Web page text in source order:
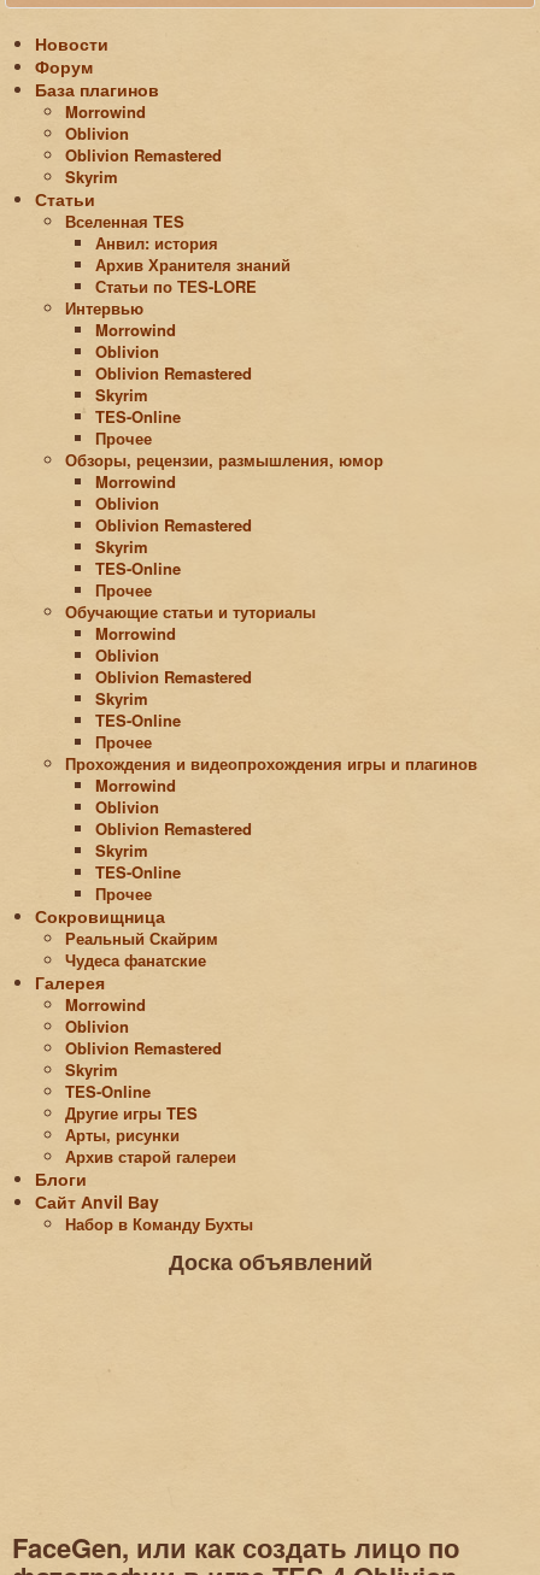
Новости
Форум
База плагинов
Morrowind
Oblivion
Oblivion Remastered
Skyrim
Статьи
Вселенная TES
Анвил: история
Архив Хранителя знаний
Статьи по ТЕS-LORE
Интервью
Morrowind
Oblivion
Oblivion Remastered
Skyrim
TES-Online
Прочее
Обзоры, рецензии, размышления, юмор
Morrowind
Oblivion
Oblivion Remastered
Skyrim
TES-Online
Прочее
Обучающие статьи и туториалы
Morrowind
Oblivion
Oblivion Remastered
Skyrim
TES-Online
Прочее
Прохождения и видеопрохождения игры и плагинов
Morrowind
Oblivion
Oblivion Remastered
Skyrim
TES-Online
Прочее
Сокровищница
Реальный Скайрим
Чудеса фанатские
Галерея
Morrowind
Oblivion
Oblivion Remastered
Skyrim
TES-Online
Другие игры TES
Арты, рисунки
Архив старой галереи
Блоги
Сайт Аnvil Вay
Набор в Команду Бухты
Доска объявлений
FaceGen, или как создать лицо по